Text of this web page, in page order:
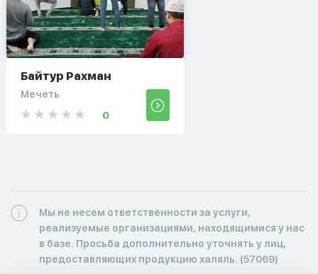
Байтур Рахман
Мечеть
0
Мы не несем ответственности за услуги,
реализуемые организациями, находящимися у нас
в базе. Просьба дополнительно уточнять у лиц,
предоставляющих продукцию халяль. (57069)